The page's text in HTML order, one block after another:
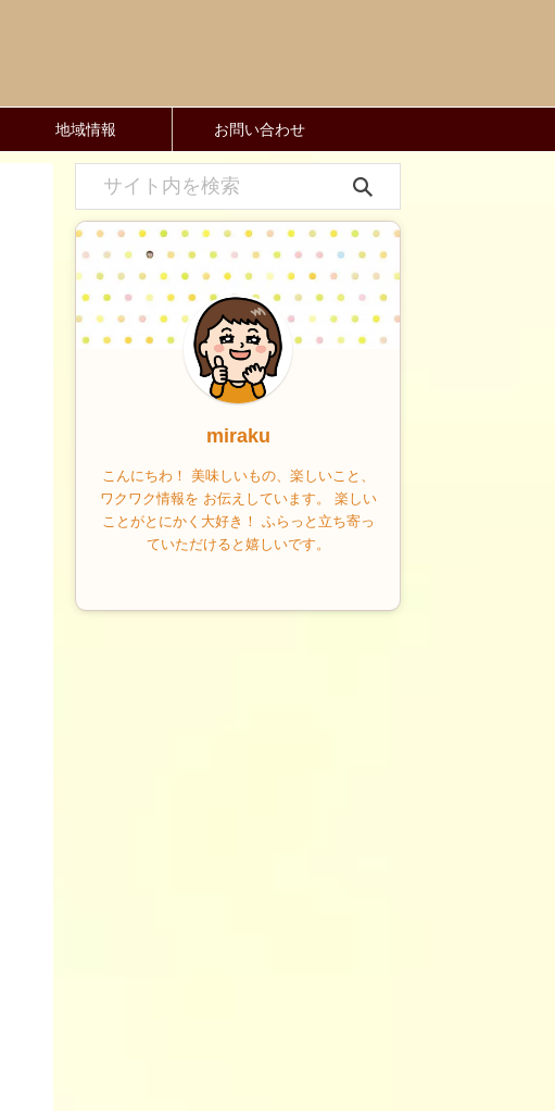
地域情報 お問い合わせ
miraku
こんにちわ！ 美味しいもの、楽しいこと、
ワクワク情報を お伝えしています。 楽しい
ことがとにかく大好き！ ふらっと立ち寄っ
ていただけると嬉しいです。